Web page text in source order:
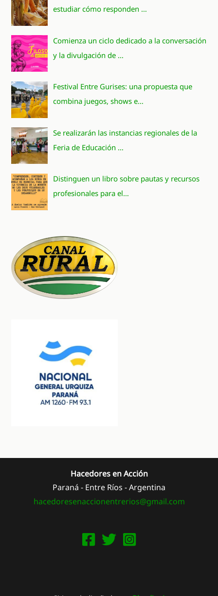
estudiar cómo responden …
Comienza un ciclo dedicado a la conversación
y la divulgación de …
Festival Entre Gurises: una propuesta que
combina juegos, shows e…
Se realizarán las instancias regionales de la
Feria de Educación …
Distinguen un libro sobre pautas y recursos
profesionales para el…
Hacedores en Acción
Paraná - Entre Ríos - Argentina
hacedoresenaccionentrerios@gmail.com